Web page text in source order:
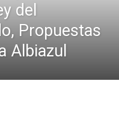
del
Propuestas
Albiazul